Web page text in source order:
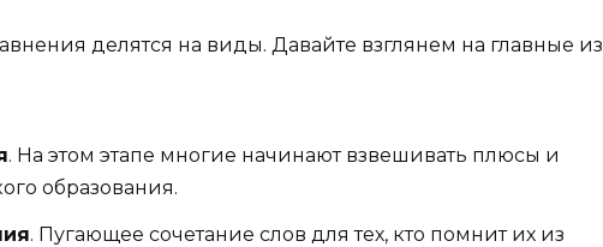
делятся на виды. Давайте взглянем на главные из
. На этом этапе многие начинают взвешивать плюсы и
образования.
. Пугающее сочетание слов для тех, кто помнит их из